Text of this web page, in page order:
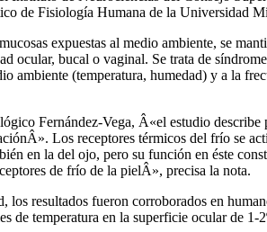
de Fisiologí­a Humana de la Universidad
expuestas al medio ambiente, se
ocular, bucal o vaginal. Se trata de
ambiente (temperatura, humedad) y a la
Fernández-Vega, Â«el estudio describe
Los receptores térmicos del frí­o se
en la del ojo, pero su función en éste
de frí­o de la pielÂ», precisa la nota.
los resultados fueron corroborados en
de temperatura en la superficie ocular de